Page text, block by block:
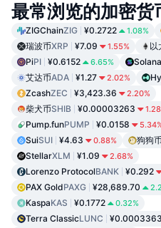
最常浏览的加密货
ZIGChainZIG ¥0.2722 1.08%
瑞波币XRP ¥7.09 1.55% 以
PiPI ¥0.6152 6.65% Solana
艾达币ADA ¥1.27 2.02%
ZcashZEC ¥3,423.36 2.20%
柴犬币SHIB ¥0.00003263
Pump.funPUMP ¥0.0158
SuiSUI ¥4.63 0.88% 狗狗
StellarXLM ¥1.09 2.68%
Lorenzo ProtocolBANK ¥0.292
PAX GoldPAXG ¥28,689.70
KaspaKAS ¥0.1772 0.32%
Terra ClassicLUNC ¥0.0003363